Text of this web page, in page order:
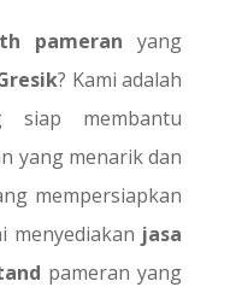
pameran yang
? Kami adalah
membantu
yang menarik dan
mempersiapkan
menyediakan jasa
pameran yang